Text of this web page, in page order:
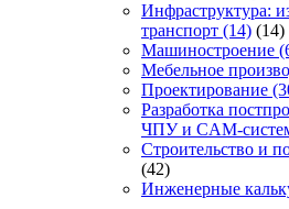
Инфраструктура:
транспорт (14) (14)
Машиностроение
Мебельное
Проектирование
Разработка
ЧПУ и CAM-
Строительство и
(42)
Инженерные